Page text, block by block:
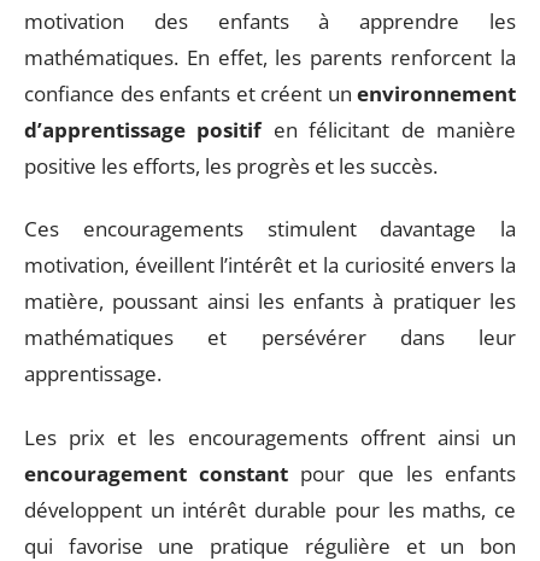
motivation des enfants à apprendre les
mathématiques. En effet, les parents renforcent la
confiance des enfants et créent un environnement
d’apprentissage positifen félicitant de manière
positive les efforts, les progrès et les succès.
Ces encouragements stimulent davantage la
motivation, éveillent l’intérêt et la curiosité envers la
matière, poussant ainsi les enfants à pratiquer les
mathématiques et persévérer dans leur
apprentissage.
Les prix et les encouragements offrent ainsi un
encouragement constant pour que les enfants
développent un intérêt durable pour les maths, ce
qui favorise une pratique régulière et un bon